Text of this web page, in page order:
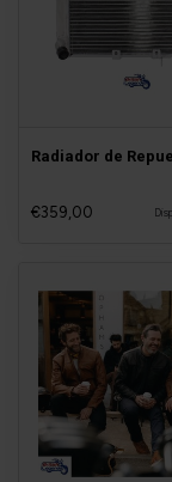
Radiador de
€359,00